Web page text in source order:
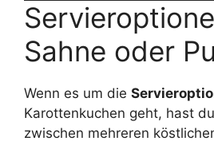
Sahne oder
Wenn es um die
Karottenkuchen geht, hast
zwischen mehreren